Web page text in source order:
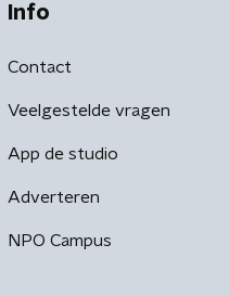
Info
Contact
Veelgestelde vragen
App de studio
Adverteren
NPO Campus